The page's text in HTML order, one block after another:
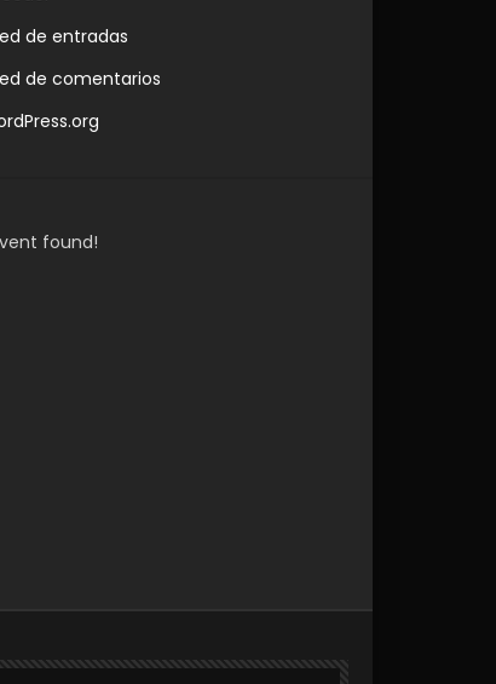
de entradas
de comentarios
found!